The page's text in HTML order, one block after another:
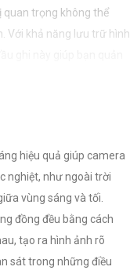
trọng không thể
Với khả năng lưu trữ hình
camera này giúp nó
2 ổ cứng cho phép bạn
an ninh thông minh và
phù hợp sẽ là sự lựa
vào sản phẩm này để
của bạn một cách
hiệu quả giúp camera
nghiệt, như ngoài trời
vùng sáng và tối.
đồng đều bằng cách
tạo ra hình ảnh rõ
sát trong những điều